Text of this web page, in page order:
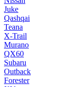
Juke
Qashqai
Teana
X-Trail
Murano
QX60
Subaru
Outback
Forester